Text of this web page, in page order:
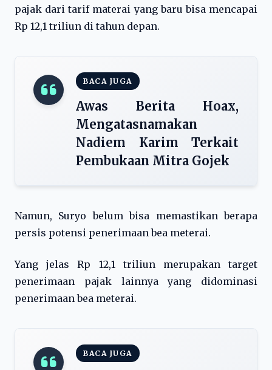
pajak dari tarif materai yang baru bisa mencapai
Rp 12,1 triliun di tahun depan.
BACA JUGA
Awas Berita Hoax,
Mengatasnamakan
Nadiem Karim Terkait
Pembukaan Mitra Gojek
Namun, Suryo belum bisa memastikan berapa
persis potensi penerimaan bea meterai.
Yang jelas Rp 12,1 triliun merupakan target
penerimaan pajak lainnya yang didominasi
penerimaan bea meterai.
BACA JUGA